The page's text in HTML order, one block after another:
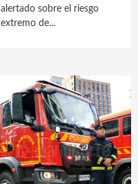
alertado sobre el riesgo
extremo de...